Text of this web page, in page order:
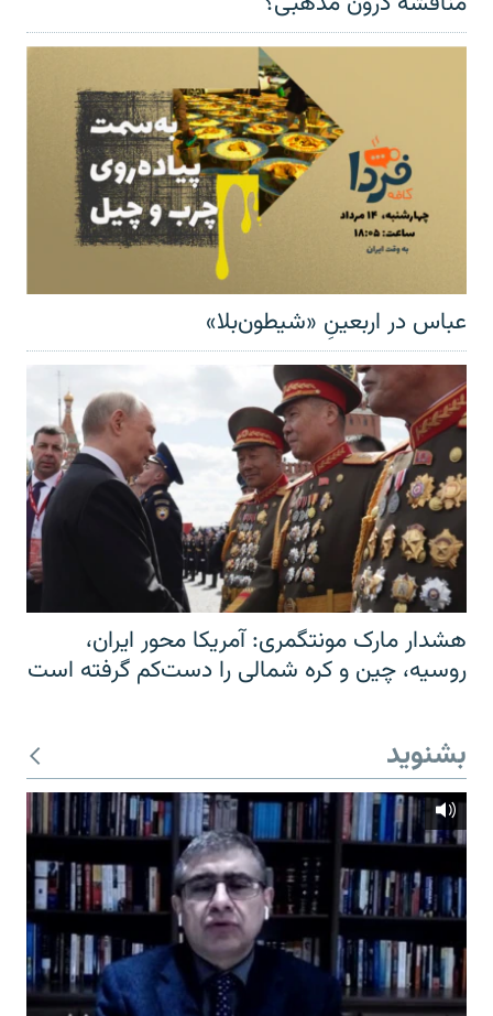
عباس در اربعینِ «شیطون‌بلا»
هشدار مارک مونتگمری: آمریکا محور ایران،
روسیه، چین و کره شمالی را دست‌کم گرفته است
بشنوید